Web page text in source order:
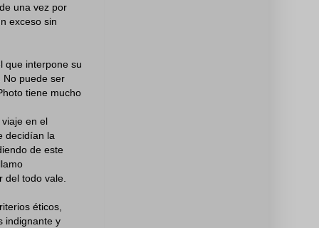
una vez por
exceso sin
que interpone su
No puede ser
tiene mucho
en el
decidían la
de este
todo vale.
éticos,
indignante y